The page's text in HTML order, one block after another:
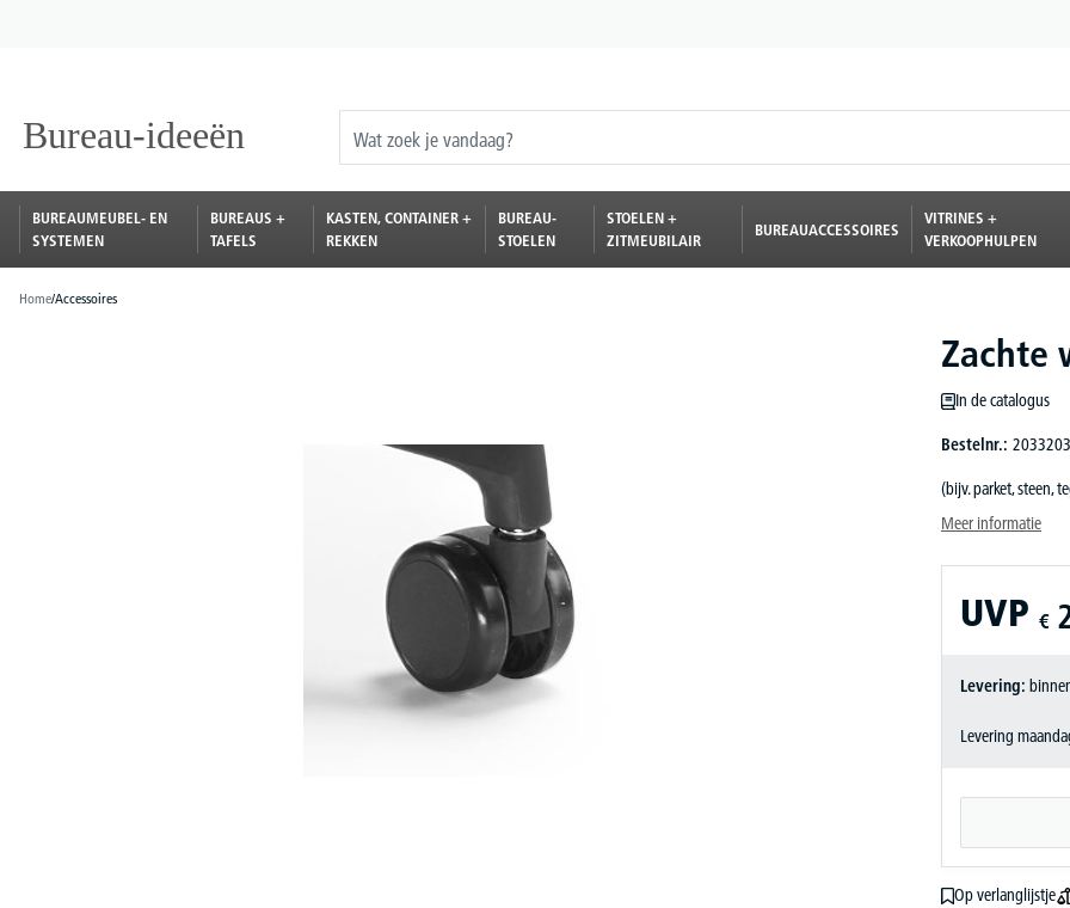
BUREAUMEUBEL- EN
SYSTEMEN
BUREAUS +
TAFELS
KASTEN, CONTAINER +
REKKEN
BUREAU-
STOELEN
STOELEN +
ZITMEUBILAIR
BUREAUACCESSOIRES
VITRINES +
VERKOOPHULPEN
Home/Accessoires
Zachte
In de catalogus
Bestelnr.:
(bijv. parket, steen,
Meer informatie
UVP €
Levering:
Levering
Op verlanglijstje